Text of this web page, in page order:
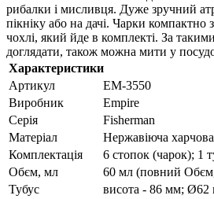
рибалки і мисливця. Дуже зручний
пікніку або на дачі. Чарки компактно
чохлі, який йде в комплекті. За
доглядати, також можна мити у
Характеристики
Артикул
EM-3550
Виробник
Empire
Серія
Fisherman
Матеріал
Нержавіюча
Комплектація
6 стопок (чарок); 1
Обєм, мл
60 мл (повний
Тубус
висота - 86 мм; Ø62